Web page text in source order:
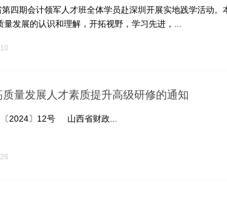
四期会计领军人才班全体学员赴深圳开展实地践学活动。
发展的认识和理解，开拓视野，学习先进，...
量发展人才素质提升高级研修的通知
2024〕12号 山西省财政...